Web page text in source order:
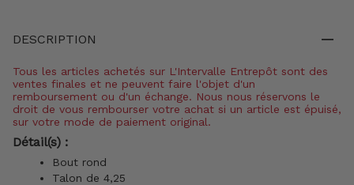
DESCRIPTION
Tous les articles achetés sur L'Intervalle Entrepôt sont des
ventes finales et ne peuvent faire l'objet d'un
remboursement ou d'un échange. Nous nous réservons le
droit de vous rembourser votre achat si un article est épuisé,
sur votre mode de paiement original.
Détail(s) :
Bout rond
Talon de 4,25